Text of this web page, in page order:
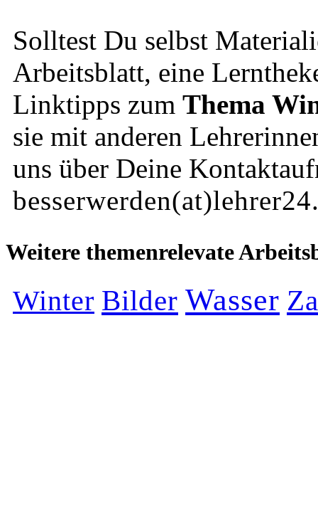
Solltest Du selbst
Arbeitsblatt, eine
Linktipps zum Thema
sie mit anderen
uns über Deine
Weitere themenrelevate
Winter Bilder Wasser